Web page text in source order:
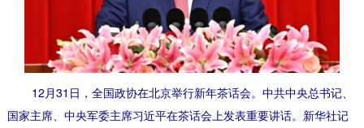
12月31日，全国政协在北京举行新年茶话会。中共中央总书记、
国家主席、中央军委主席习近平在茶话会上发表重要讲话。新华社记